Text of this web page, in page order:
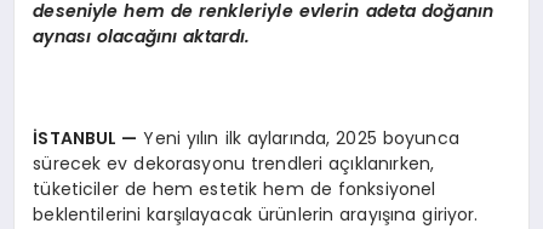
deseniyle hem de renkleriyle evlerin adeta doğanın
aynası olacağını aktardı.
İSTANBUL — Yeni yılın ilk aylarında, 2025 boyunca
sürecek ev dekorasyonu trendleri açıklanırken,
tüketiciler de hem estetik hem de fonksiyonel
beklentilerini karşılayacak ürünlerin arayışına giriyor.